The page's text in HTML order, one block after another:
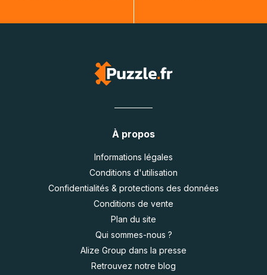
À propos
Informations légales
Conditions d'utilisation
Confidentialités & protections des données
Conditions de vente
Plan du site
Qui sommes-nous ?
Alize Group dans la presse
Retrouvez notre blog